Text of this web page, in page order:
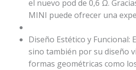
el nuevo pod de 0,6 Ω.
MINI puede ofrecer una
Diseño Estético y Funcional:
sino también por su diseño
formas geométricas como